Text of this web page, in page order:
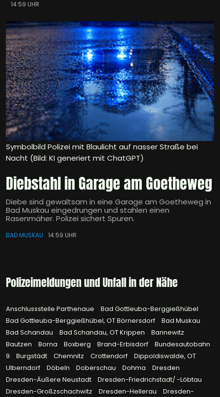
14:59 UHR
Symbolbild Polizei mit Blaulicht auf nasser Straße bei
Nacht (Bild: KI generiert mit ChatGPT)
Diebstahl in Garage am Goetheweg
Diebe sind gewaltsam in eine Garage am Goetheweg in
Bad Muskau eingedrungen und stahlen einen
Rasenmäher. Polizei sichert Spuren.
BAD MUSKAU 14:59 UHR
Polizeimeldungen und Unfall in der Nähe
Anschlussstelle Parthenaue
Bad Gottleuba-Berggießhübel
Bad Gottleuba-Berggießhübel, OT Börnersdorf
Bad Muskau
Bad Schandau
Bad Schandau, OT Krippen
Bannewitz
Bautzen
Borna Boxberg Brand-Erbisdorf
Bundesautobahn
9
Burgstädt Chemnitz Crottendorf
Dippoldiswalde, OT
Ulberndorf
Döbeln Doberschau Dohma
Dresden
Dresden-Äußere Neustadt
Dresden-Friedrichstadt/ -Löbtau
Dresden-Großzschachwitz
Dresden-Hellerau
Dresden-